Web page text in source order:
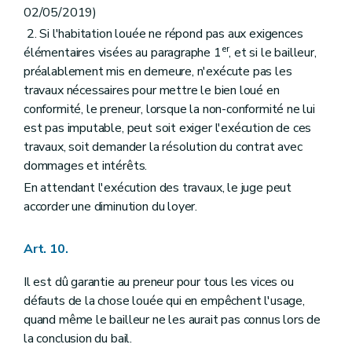
02/05/2019)
2. Si l'habitation louée ne répond pas aux exigences
élémentaires visées au paragraphe 1er, et si le bailleur,
préalablement mis en demeure, n'exécute pas les
travaux nécessaires pour mettre le bien loué en
conformité, le preneur, lorsque la non-conformité ne lui
est pas imputable, peut soit exiger l'exécution de ces
travaux, soit demander la résolution du contrat avec
dommages et intérêts.
En attendant l'exécution des travaux, le juge peut
accorder une diminution du loyer.
Art. 10.
Il est dû garantie au preneur pour tous les vices ou
défauts de la chose louée qui en empêchent l'usage,
quand même le bailleur ne les aurait pas connus lors de
la conclusion du bail.